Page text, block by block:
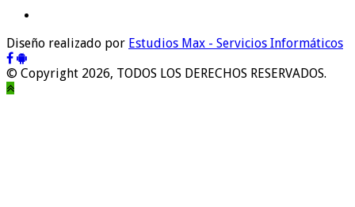
Diseño realizado por Estudios Max - Servicios Informáticos
© Copyright 2026, TODOS LOS DERECHOS RESERVADOS.